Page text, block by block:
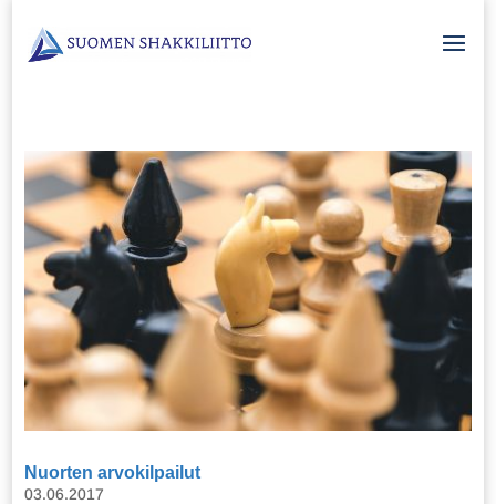
Nuorten arvokilpailut
03.06.2017